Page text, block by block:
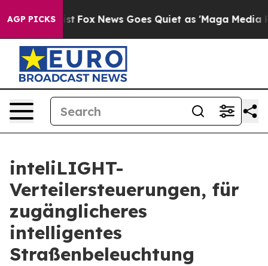
AGP PICKS
Exist Fox News Goes Quiet as 'Maga Media
inteliLIGHT-
Verteilersteuerungen, für
zugänglicheres
intelligentes
Straßenbeleuchtung